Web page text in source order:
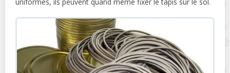
uniformes, ils peuvent quand même fixer le tapis sur le sol.